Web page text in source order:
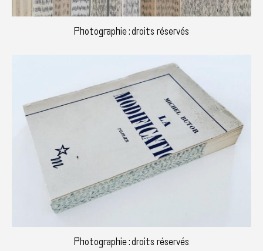
Photographie : droits réservés
Photographie : droits réservés